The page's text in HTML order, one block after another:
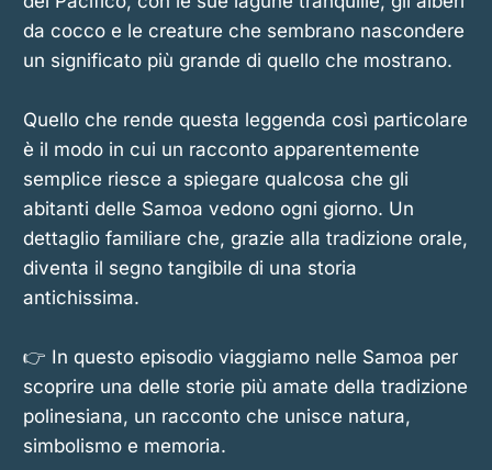
da cocco e le creature che sembrano nascondere
un significato più grande di quello che mostrano.
Quello che rende questa leggenda così particolare
è il modo in cui un racconto apparentemente
semplice riesce a spiegare qualcosa che gli
abitanti delle Samoa vedono ogni giorno. Un
dettaglio familiare che, grazie alla tradizione orale,
diventa il segno tangibile di una storia
antichissima.
👉 In questo episodio viaggiamo nelle Samoa per
scoprire una delle storie più amate della tradizione
polinesiana, un racconto che unisce natura,
simbolismo e memoria.